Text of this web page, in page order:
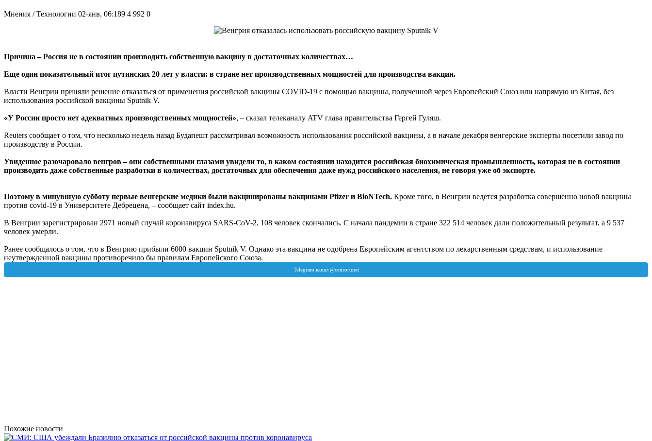
Мнения / Технологии 02-янв, 06:189 4 992 0
Причина – Россия не в состоянии производить собственную вакцину в достаточных количествах…
Еще один показательный итог путинских 20 лет у власти: в стране нет производственных мощностей для производства вакцин.
Власти Венгрии приняли решение отказаться от применения российской вакцины COVID-19 с помощью вакцины, полученной через Европейский Союз или напрямую из Китая, без
использования российской вакцины Sputnik V.
«У России просто нет адекватных производственных мощностей», – сказал телеканалу ATV глава правительства Гергей Гуляш.
Reuters сообщает о том, что несколько недель назад Будапешт рассматривал возможность использования российской вакцины, а в начале декабря венгерские эксперты посетили завод по
производству в России.
Увиденное разочаровало венгров – они собственными глазами увидели то, в каком состоянии находится российская биохимическая промышленность, которая не в состоянии
производить даже собственные разработки в количествах, достаточных для обеспечения даже нужд российского населения, не говоря уже об экспорте.
Поэтому в минувшую субботу первые венгерские медики были вакцинированы вакцинами Pfizer и BioNTech. Кроме того, в Венгрии ведется разработка совершенно новой вакцины
против covid-19 в Университете Дебрецена, – сообщает сайт index.hu.
В Венгрии зарегистрирован 2971 новый случай коронавируса SARS-CoV-2, 108 человек скончались. С начала пандемии в стране 322 514 человек дали положительный результат, а 9 537
человек умерли.
Ранее сообщалось о том, что в Венгрию прибыли 6000 вакцин Sputnik V. Однако эта вакцина не одобрена Европейским агентством по лекарственным средствам, и использование
неутвержденной вакцины противоречило бы правилам Европейского Союза.
Похожие новости